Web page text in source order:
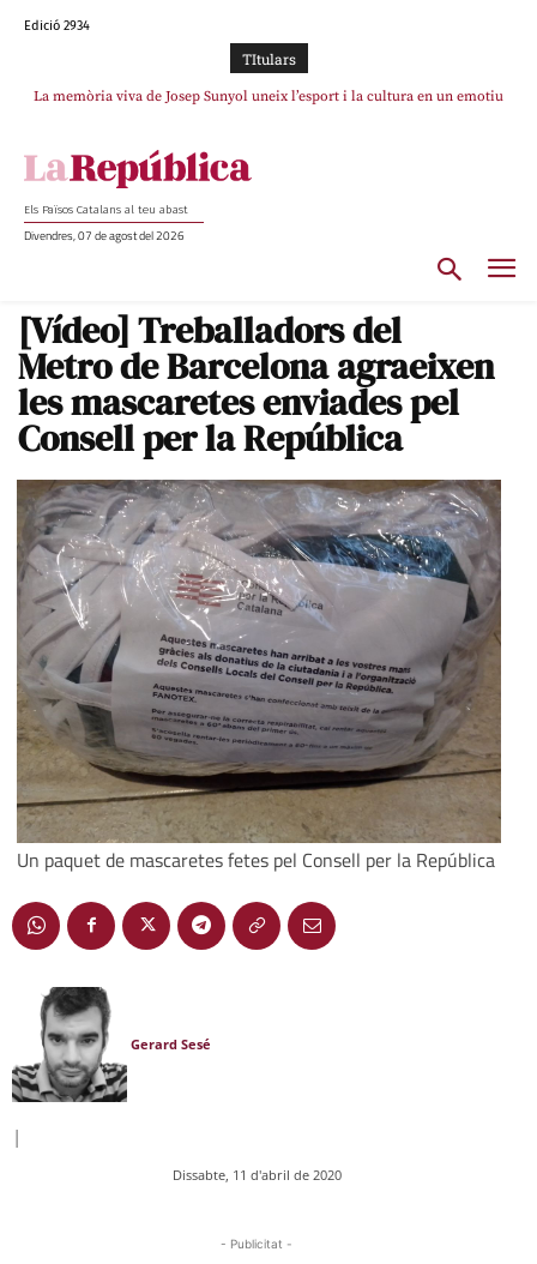
Edició 2934
TItulars
La memòria viva de Josep Sunyol uneix l’esport i la cultura en un emotiu
La “dignitat” a mitges de Marc Puigtió: renuncia a Girona pels àudios però
Els Països Catalans al teu abast
Divendres, 07 de agost del 2026
[Vídeo] Treballadors del
Metro de Barcelona agraeixen
les mascaretes enviades pel
Consell per la República
Un paquet de mascaretes fetes pel Consell per la República
Gerard Sesé
|
Dissabte, 11 d'abril de 2020
- Publicitat -